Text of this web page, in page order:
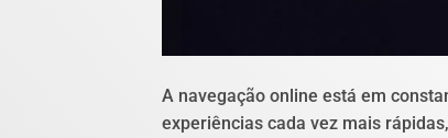
A navegação online está em
experiências cada vez mais